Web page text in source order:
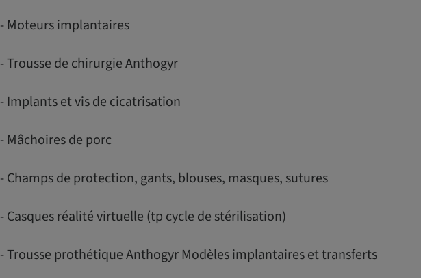
- Moteurs implantaires
- Trousse de chirurgie Anthogyr
- Implants et vis de cicatrisation
- Mâchoires de porc
- Champs de protection, gants, blouses, masques, sutures
- Casques réalité virtuelle (tp cycle de stérilisation)
- Trousse prothétique Anthogyr Modèles implantaires et transferts